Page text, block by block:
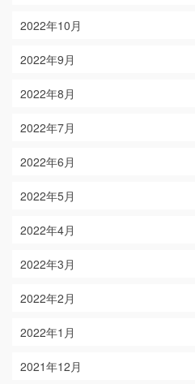
2022年10月
2022年9月
2022年8月
2022年7月
2022年6月
2022年5月
2022年4月
2022年3月
2022年2月
2022年1月
2021年12月